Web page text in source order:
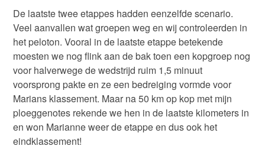
De laatste twee etappes hadden eenzelfde scenario.
Veel aanvallen wat groepen weg en wij controleerden in
het peloton. Vooral in de laatste etappe betekende
moesten we nog flink aan de bak toen een kopgroep nog
voor halverwege de wedstrijd ruim 1,5 minuut
voorsprong pakte en ze een bedreiging vormde voor
Marians klassement. Maar na 50 km op kop met mijn
ploeggenotes rekende we hen in de laatste kilometers in
en won Marianne weer de etappe en dus ook het
eindklassement!